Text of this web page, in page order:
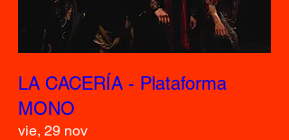
LA CACERÍA - Plataforma
MONO
vie, 29 nov